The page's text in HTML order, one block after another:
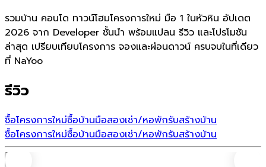
รวมบ้าน คอนโด ทาวน์โฮมโครงการใหม่ มือ 1 ในหัวหิน อัปเดต
2026 จาก Developer ชั้นนำ พร้อมแปลน รีวิว และโปรโมชัน
ล่าสุด เปรียบเทียบโครงการ จองและผ่อนดาวน์ ครบจบในที่เดียว
ที่ NaYoo
รีวิว
ซื้อโครงการใหม่ซื้อบ้านมือสองเช่า/หอพักรับสร้างบ้าน
ซื้อโครงการใหม่ซื้อบ้านมือสองเช่า/หอพักรับสร้างบ้าน